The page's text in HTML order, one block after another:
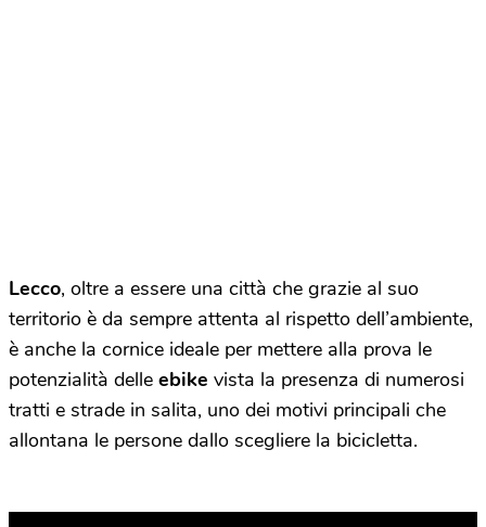
Lecco, oltre a essere una città che grazie al suo
territorio è da sempre attenta al rispetto dell’ambiente,
è anche la cornice ideale per mettere alla prova le
potenzialità delle ebike vista la presenza di numerosi
tratti e strade in salita, uno dei motivi principali che
allontana le persone dallo scegliere la bicicletta.